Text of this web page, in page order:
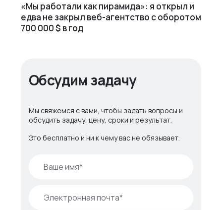
«Мы работали как пирамида»: я открыл и
едва не закрыл веб⁠-⁠агентство с оборотом
700 000 $ в год
Обсудим задачу
Мы свяжемся с вами, чтобы задать вопросы и
обсудить задачу, цену, сроки и результат.
Это бесплатно и ни к чему вас не обязывает.